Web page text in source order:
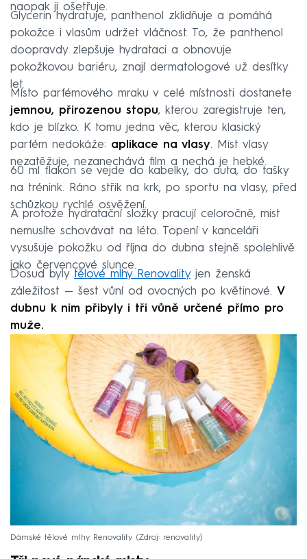
naopak ji ošetřuje.
Glycerin hydratuje, panthenol zklidňuje a pomáhá
pokožce i vlasům udržet vláčnost. To, že panthenol
doopravdy zlepšuje hydrataci a obnovuje
pokožkovou bariéru, znají dermatologové už desítky
let.
Místo parfémového mraku v celé místnosti dostanete
jemnou, přirozenou stopu, kterou zaregistruje ten,
kdo je blízko. K tomu jedna věc, kterou klasický
parfém nedokáže: aplikace na vlasy. Mist vlasy
nezatěžuje, nezanechává film a nechá je hebké.
60 ml flakon se vejde do kabelky, do auta, do tašky
na trénink. Ráno střik na krk, po sportu na vlasy, před
schůzkou rychlé osvěžení.
A protože hydratační složky pracují celoročně, mist
nemusíte schovávat na léto. Topení v kanceláři
vysušuje pokožku od října do dubna stejně spolehlivě
jako červencové slunce.
Dosud byly tělové mlhy Renovalityjen ženská
záležitost — šest vůní od ovocných po květinové. V
dubnu k nim přibyly i tři vůně určené přímo pro
muže.
Dámské tělové mlhy Renovality Zdroj: renovality